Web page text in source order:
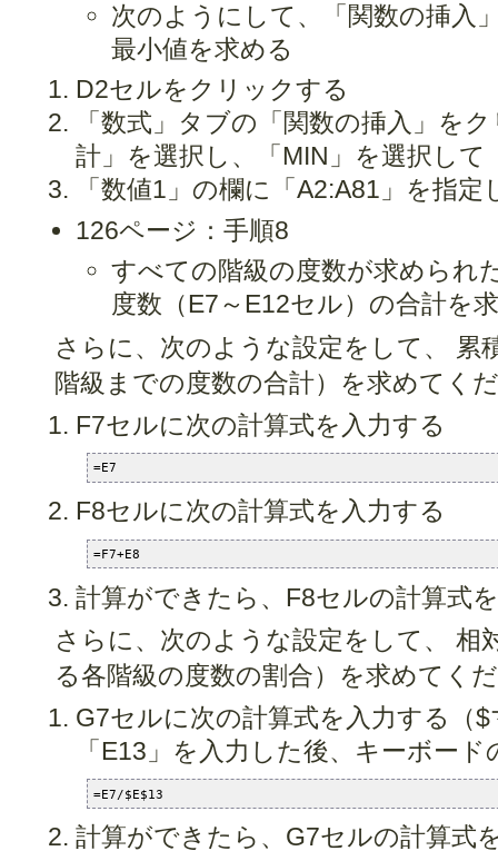
次のようにして、「関数の挿入
最小値を求める
D2セルをクリックする
「数式」タブの「関数の挿入」を
計」を選択し、「MIN」を選択して
「数値1」の欄に「A2:A81」を指
126ページ：手順8
すべての階級の度数が求められ
度数（E7～E12セル）の合計を
さらに、次のような設定をして、 累
階級までの度数の合計）を求めてく
F7セルに次の計算式を入力する
=E7
F8セルに次の計算式を入力する
=F7+E8
計算ができたら、F8セルの計算式
さらに、次のような設定をして、 相
る各階級の度数の割合）を求めてく
G7セルに次の計算式を入力する（
「E13」を入力した後、キーボー
=E7/$E$13
計算ができたら、G7セルの計算式